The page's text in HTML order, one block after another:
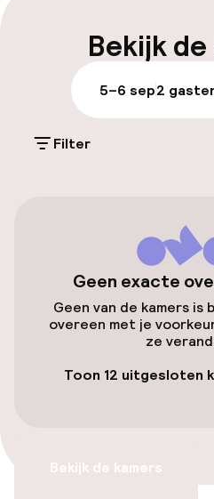
Bagageruimte
Parkeren & mobiliteit
Parkeerservice
Oplaadpunt
Bekijk
5–6 sep2
Filter
Geen exacte
Geen van de kamers is
overeen met je
ze
Toon 12 uitgesloten
Bekijk de kamers